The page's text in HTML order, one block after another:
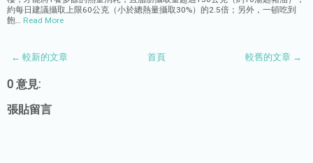
約每日建議攝取上限60公克（小於總熱量攝取30%）的2.5倍；另外，一頓吃到
飽…
Read More
← 較新的文章 較舊的文章 →
首頁
0 意見:
張貼留言